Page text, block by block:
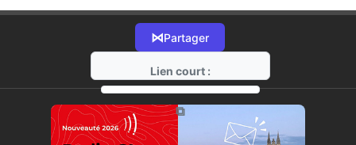
⋈Partager
Lien court :
https://radio-g.fr?20255
⧉